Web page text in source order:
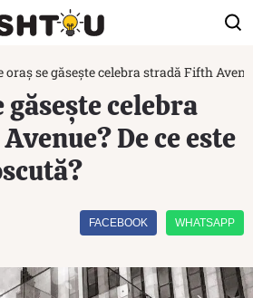
oraș se găsește celebra stradă Fifth
găsește celebra
De ce este
FACEBOOK WHATSAPP